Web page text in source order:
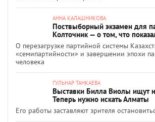
АННА КАЛАШНИКОВА
Поствыборный экзамен для
Колточник — о том, что
О перезагрузке партийной системы
«семипартийности» и завершении эпохи
человека
ГУЛЬНАР ТАНКАЕВА
Выставки Билла Виолы ищут
Теперь нужно искать Алматы
Его работы заставляют зрителя